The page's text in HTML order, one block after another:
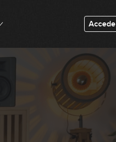
Accede
00:32
Lick #131 Fusion
Lick #132 Fusion
Lick #133 Fusion